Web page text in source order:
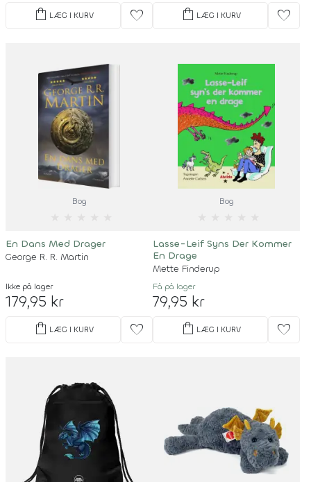
shopping_bag LÆG I KURV favorite shopping_bag LÆG I KURV favorite
Bog
En Dans Med Drager
George R. R. Martin
Ikke på lager
179,95 kr
shopping_bag LÆG I KURV favorite
Bog
Lasse-Leif Syns Der Kommer
En Drage
Mette Finderup
Få på lager
79,95 kr
shopping_bag LÆG I KURV favorite